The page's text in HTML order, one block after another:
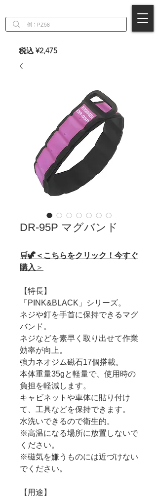
税込 ¥2,475
DR-95P マグバンド
🛒🦖＜こちらをクリック！今すぐ
購入 ＞
【特長】
「PINK&BLACK」シリーズ。
ネジや釘を手首に保持できるマグ
バンド。
ネジなどを素早く取り出せて作業
効率が向上。
強力ネオジム磁石17個搭載。
本体重量35gと軽量で、使用時の
負担を軽減します。
キャビネットや車体に貼り付け
て、工具などを保持できます。
水洗いできるので衛生的。
※高温になる場所に放置しないで
ください。
※磁気を嫌うものには近づけない
でください。
【用途】